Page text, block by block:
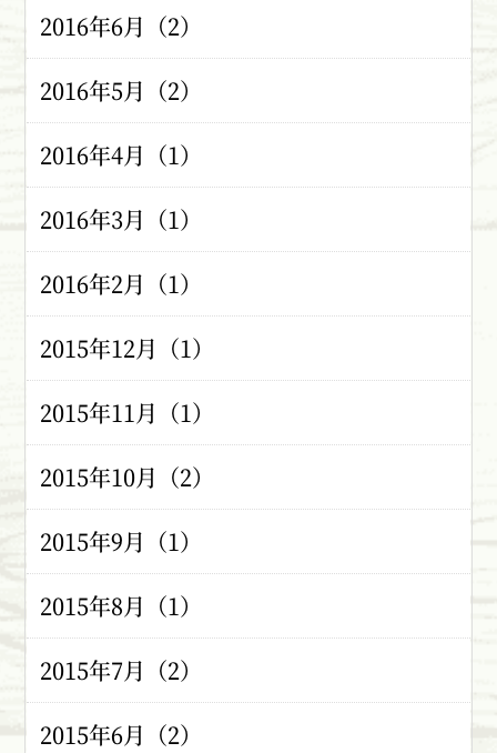
2016年6月（2）
2016年5月（2）
2016年4月（1）
2016年3月（1）
2016年2月（1）
2015年12月（1）
2015年11月（1）
2015年10月（2）
2015年9月（1）
2015年8月（1）
2015年7月（2）
2015年6月（2）